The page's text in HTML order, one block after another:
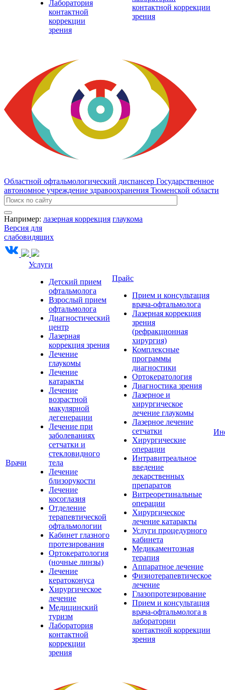
Лаборатория
контактной
коррекции
зрения
контактной коррекции
зрения
Областной офтальмологический диспансер Государственное
автономное учреждение здравоохранения Тюменской области
Например: лазерная коррекция глаукома
Версия для
слабовидящих
Врачи
Услуги
Детский прием
офтальмолога
Взрослый прием
офтальмолога
Диагностический
центр
Лазерная
коррекция зрения
Лечение
глаукомы
Лечение
катаракты
Лечение
возрастной
макулярной
дегенерации
Лечение при
заболеваниях
сетчатки и
стекловидного
тела
Лечение
близорукости
Лечение
косоглазия
Отделение
терапевтической
офтальмологии
Кабинет глазного
протезирования
Ортокератология
(ночные линзы)
Лечение
кератоконуса
Хирургическое
лечение
Медицинский
туризм
Лаборатория
контактной
коррекции
зрения
Прайс
Прием и консультация
врача-офтальмолога
Лазерная коррекция
зрения
(рефракционная
хирургия)
Комплексные
программы
диагностики
Ортокератология
Диагностика зрения
Лазерное и
хирургическое
лечение глаукомы
Лазерное лечение
сетчатки
Хирургические
операции
Интравитреальное
введение
лекарственных
препаратов
Витреоретинальные
операции
Хирургическое
лечение катаракты
Услуги процедурного
кабинета
Медикаментозная
терапия
Аппаратное лечение
Физиотерапевтическое
лечение
Глазопротезирование
Прием и консультация
врача-офтальмолога в
лаборатории
контактной коррекции
зрения